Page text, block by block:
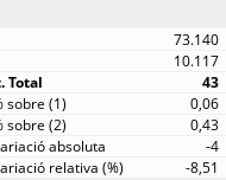
73.140
10.117
43
0,06
0,43
-4
-8,51